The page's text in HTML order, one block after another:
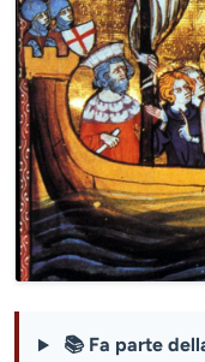
📚 Fa parte